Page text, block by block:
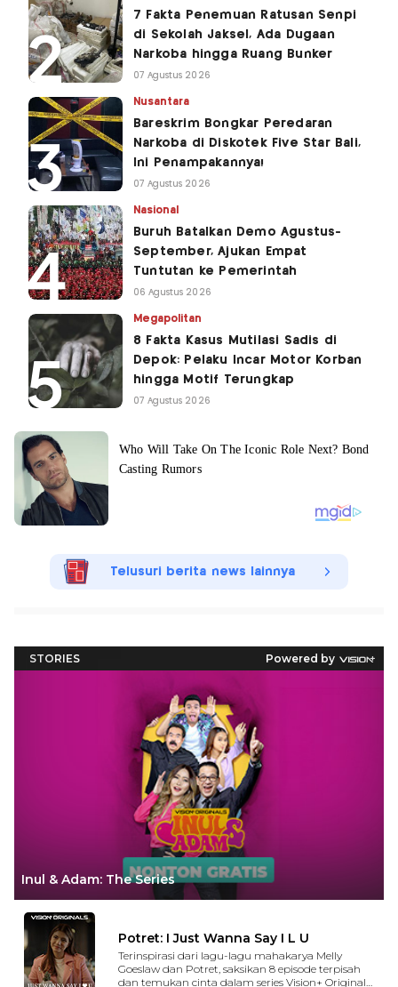
7 Fakta Penemuan Ratusan Senpi
di Sekolah Jaksel, Ada Dugaan
Narkoba hingga Ruang Bunker
07 Agustus 2026
Nusantara
Bareskrim Bongkar Peredaran
Narkoba di Diskotek Five Star Bali,
Ini Penampakannya!
07 Agustus 2026
Nasional
Buruh Batalkan Demo Agustus-
September, Ajukan Empat
Tuntutan ke Pemerintah
06 Agustus 2026
Megapolitan
8 Fakta Kasus Mutilasi Sadis di
Depok: Pelaku Incar Motor Korban
hingga Motif Terungkap
07 Agustus 2026
Telusuri berita news lainnya